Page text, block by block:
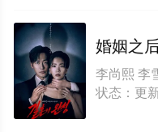
婚姻之
李尚熙 李
状态：更